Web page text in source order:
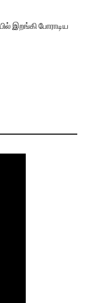
இறங்கி போராடிய